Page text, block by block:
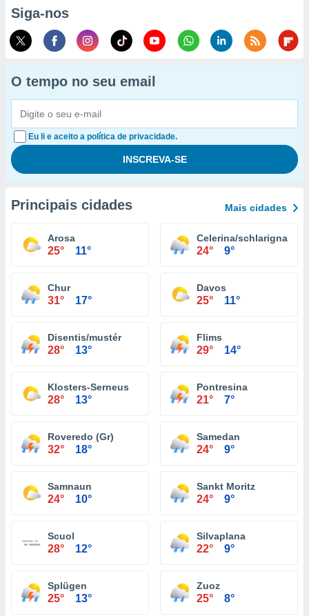
Siga-nos
O tempo no seu email
Eu li e aceito a política de privacidade.
Principais cidades Mais cidades
Arosa
25° 11°
Celerina/schlarigna
24° 9°
Chur
31° 17°
Davos
25° 11°
Disentis/mustér
28° 13°
Flims
29° 14°
Klosters-Serneus
28° 13°
Pontresina
21° 7°
Roveredo (Gr)
32° 18°
Samedan
24° 9°
Samnaun
24° 10°
Sankt Moritz
24° 9°
Scuol
28° 12°
Silvaplana
22° 9°
Splügen
25° 13°
Zuoz
25° 8°